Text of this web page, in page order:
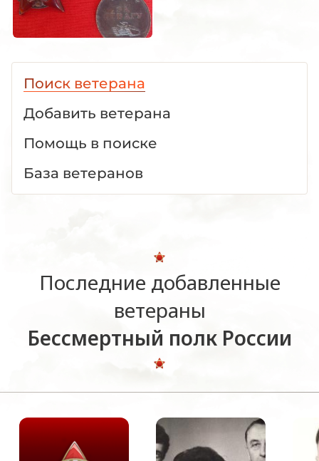
Поиск ветерана
Добавить ветерана
Помощь в поиске
База ветеранов
Последние добавленные
ветераны
Бессмертный полк России